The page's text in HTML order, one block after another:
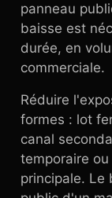
panneau
baisse est
durée, en
commerciale.
Réduire
formes : lot
canal
temporaire
principale. Le